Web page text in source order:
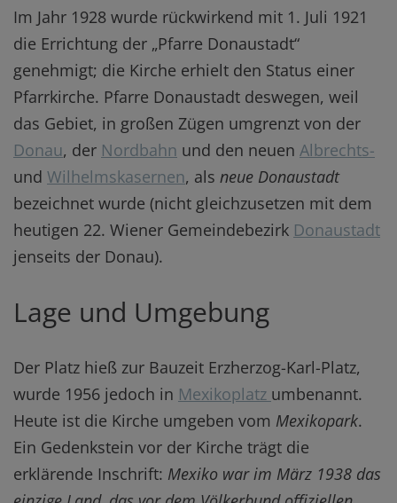
Im Jahr 1928 wurde rückwirkend mit 1. Juli 1921
die Errichtung der „Pfarre Donaustadt“
genehmigt; die Kirche erhielt den Status einer
Pfarrkirche. Pfarre Donaustadt deswegen, weil
das Gebiet, in großen Zügen umgrenzt von der
Donau, der Nordbahn und den neuen Albrechts-
und Wilhelmskasernen, als neue Donaustadt
bezeichnet wurde (nicht gleichzusetzen mit dem
heutigen 22. Wiener Gemeindebezirk Donaustadt
jenseits der Donau).
Lage und Umgebung
Der Platz hieß zur Bauzeit Erzherzog-Karl-Platz,
wurde 1956 jedoch in Mexikoplatz umbenannt.
Heute ist die Kirche umgeben vom Mexikopark.
Ein Gedenkstein vor der Kirche trägt die
erklärende Inschrift: Mexiko war im März 1938 das